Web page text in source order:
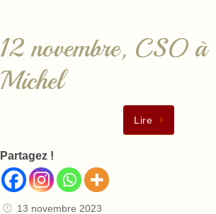
12 novembre, CSO
Michel
Lire
Partagez !
13 novembre 2023